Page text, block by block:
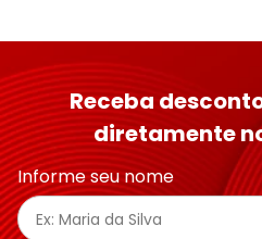
Receba
diretamente
Informe seu nome